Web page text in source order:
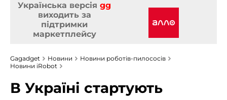
Українська версія gg
виходить за
підтримки
маркетплейсу
Gagadget Новини
Новини роботів-пилососів
Новини iRobot
В Україні стартують